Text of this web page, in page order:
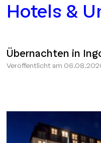
Hotels &
Übernachten in
Veröffentlicht am